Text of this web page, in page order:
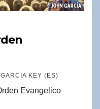
KEY (ES)
Evangelico